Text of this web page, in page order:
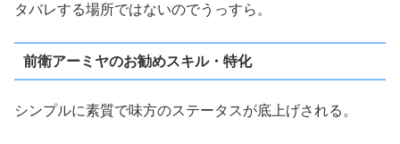
タバレする場所ではないのでうっすら。
前衛アーミヤのお勧めスキル・特化
シンプルに素質で味方のステータスが底上げされる。